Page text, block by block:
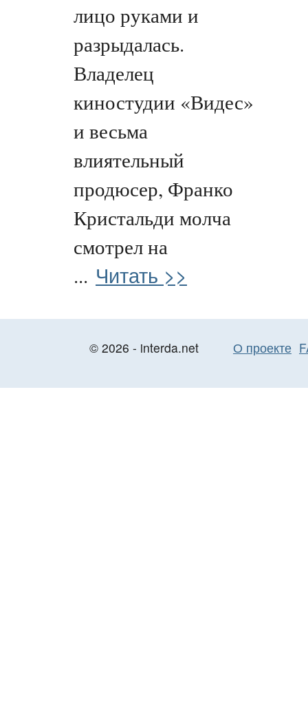
лицо руками и
разрыдалась.
Владелец
киностудии «Видес»
и весьма
влиятельный
продюсер, Франко
Кристальди молча
смотрел на
... Читать >>
© 2026 - interda.net О проекте